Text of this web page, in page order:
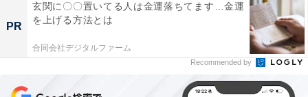
PR
玄関に〇〇置いてる人は金運落ちてます…金運
を上げる方法とは
合同会社デジタルファーム
Recommended by